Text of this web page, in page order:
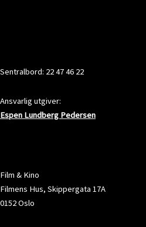
Sentralbord: 22 47 46 22
Ansvarlig utgiver:
Espen Lundberg Pedersen
Film & Kino
Filmens Hus, Skippergata 17A
0152 Oslo